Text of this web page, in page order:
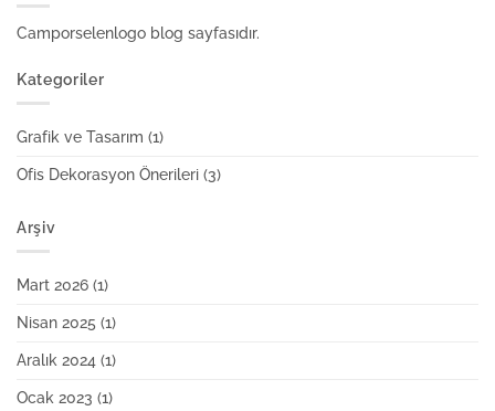
Camporselenlogo blog sayfasıdır.
Kategoriler
Grafik ve Tasarım (1)
Ofis Dekorasyon Önerileri (3)
Arşiv
Mart 2026 (1)
Nisan 2025 (1)
Aralık 2024 (1)
Ocak 2023 (1)